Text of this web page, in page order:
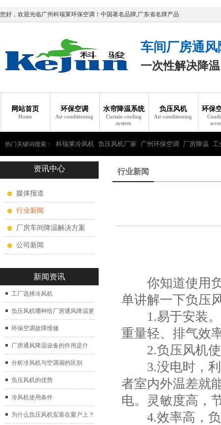
您好，欢迎光临广州科瑞莱环保空调！中国著名品牌,广东省名牌产品
车间厂房通
一次性解决降
网站首页
Home
环保空调
Air conditioning
水帘降温系统
Curtain cooling
system
负压风机
Air conditioning
环保
热门关键词搜索： 科瑞莱冷风机 负压风机厂家 广州环保空调 厂房降温 工
瑞莱环保空调资讯中心
媒体报道
行业新闻
厂房车间降温解决方案
公司新闻
新闻资讯
工厂选择冷风机
负压风机哪种给厂房通风降温更
好？
环保空调故障维修
厂房通风降温设备的作用是什
么？
分析冷风机与空调扇的区别
负压风机的优势
冷风机使用条件
为什么负压风机安装在窗户上？
行业新闻
你知道使用负
单讲解一下负压
1.易于安装。
重量轻、排气效
2.负压风机使
3.没电时，利
者室内外温差就
电。灵敏度高，
4.效率高，负